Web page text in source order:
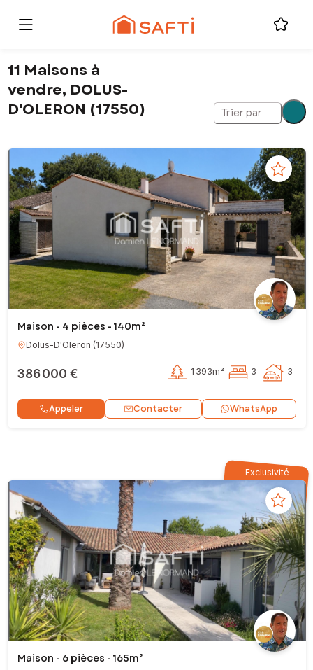
11 Maisons à
vendre, DOLUS-
D'OLERON (17550)
Trier par
Maison - 4 pièces - 140m²
Dolus-D'Oleron (17550)
386 000 € 1 393m² 3 3
Appeler Contacter WhatsApp
Exclusivité
Maison - 6 pièces - 165m²